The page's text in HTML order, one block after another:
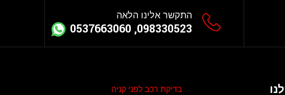
התקשר אלינו הלאה
098330523, 0537663060
בדיקת רכב לפני קניה